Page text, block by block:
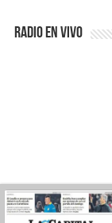
RADIO EN VIVO